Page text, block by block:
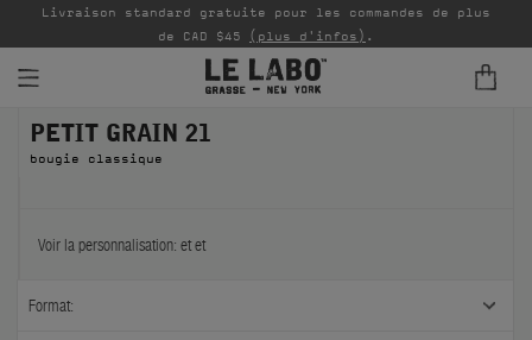
PARFUMS
INTÉRIEUR
BODY — HAIR — FACE
Livraison standard gratuite pour les commandes de plus
de CAD $45 (plus d'infos) .
PETIT GRAIN 21
bougie classique
Voir la personnalisation: etet
Format: